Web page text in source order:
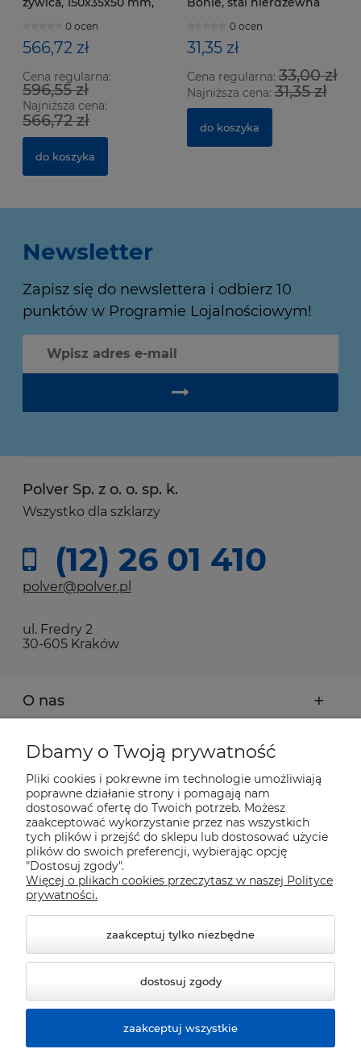
0 ocen
566,72 zł
Cena regularna:
596,55 zł
Najniższa cena:
566,72 zł
do koszyka
0 ocen
31,35 zł
Cena regularna:33,00 zł
Najniższa cena:31,35 zł
do koszyka
Newsletter
Zapisz się do newslettera i odbierz 10
punktów w Programie Lojalnościowym!
Polver Sp. z o. o. sp. k.
Wszystko dla szklarzy
(12) 26 01 410
polver@polver.pl
ul. Fredry 2
30-605 Kraków
O nas
Moje konto
Płatności i dostawa
Pomoc
Informacje
Dbamy o Twoją prywatność
Pliki cookies i pokrewne im technologie umożliwiają
poprawne działanie strony i pomagają nam
dostosować ofertę do Twoich potrzeb. Możesz
zaakceptować wykorzystanie przez nas wszystkich
tych plików i przejść do sklepu lub dostosować użycie
plików do swoich preferencji, wybierając opcję
"Dostosuj zgody".
Więcej o plikach cookies przeczytasz w naszej Polityce
prywatności.
zaakceptuj tylko niezbędne
dostosuj zgody
zaakceptuj wszystkie